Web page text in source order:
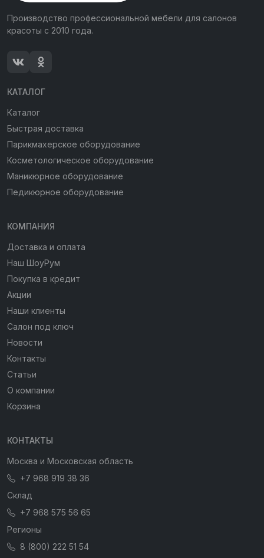
Производство профессиональной мебели для салонов
красоты с 2010 года.
КАТАЛОГ
Каталог
Быстрая доставка
Парикмахерское оборудование
Косметологическое оборудование
Маникюрное оборудование
Педикюрное оборудование
КОМПАНИЯ
Доставка и оплата
Наш ШоуРум
Покупка в кредит
Акции
Наши клиенты
Салон под ключ
Новости
Контакты
Статьи
О компании
Корзина
КОНТАКТЫ
Москва и Московская область
+7 968 919 38 36
Склад
+7 968 575 56 65
Регионы
8 (800) 222 51 54